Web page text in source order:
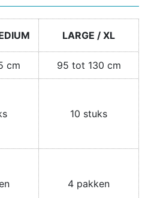
LARGE / XL
cm 95 tot 130 cm
10 stuks
4 pakken